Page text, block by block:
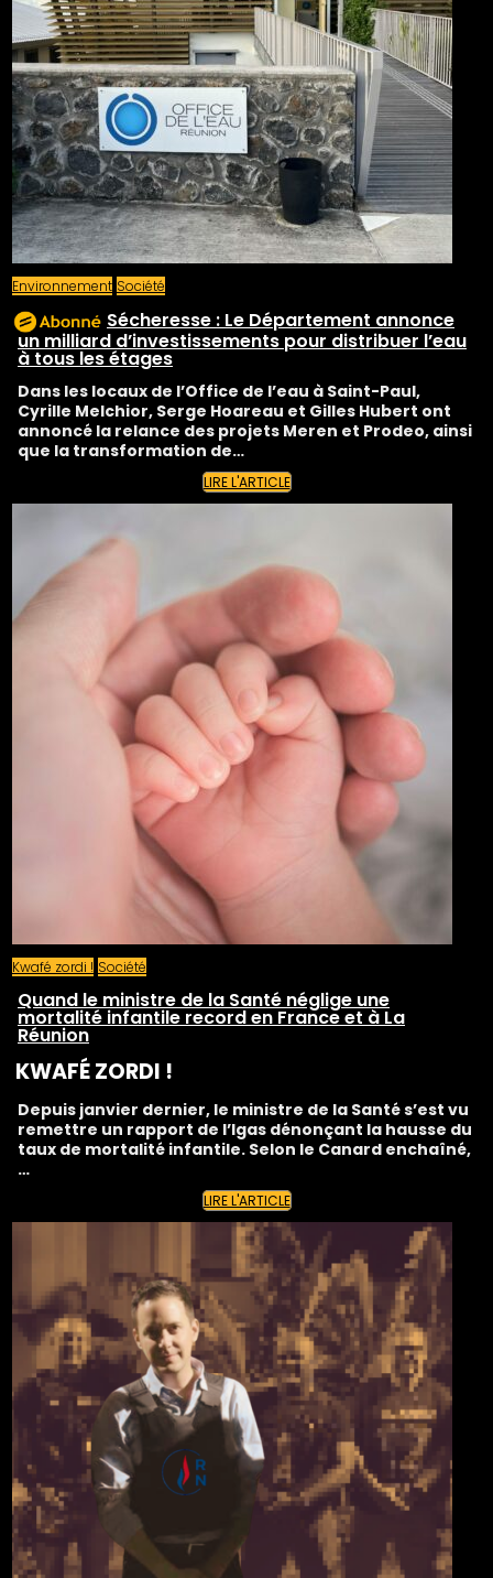
Environnement Société
Sécheresse : Le Département annonce
un milliard d’investissements pour distribuer l’eau
à tous les étages
Dans les locaux de l’Office de l’eau à Saint-Paul,
Cyrille Melchior, Serge Hoareau et Gilles Hubert ont
annoncé la relance des projets Meren et Prodeo, ainsi
que la transformation de…
LIRE L'ARTICLE
Kwafé zordi ! Société
Quand le ministre de la Santé néglige une
mortalité infantile record en France et à La
Réunion
KWAFÉ ZORDI !
Depuis janvier dernier, le ministre de la Santé s’est vu
remettre un rapport de l’Igas dénonçant la hausse du
taux de mortalité infantile. Selon le Canard enchaîné,
…
LIRE L'ARTICLE